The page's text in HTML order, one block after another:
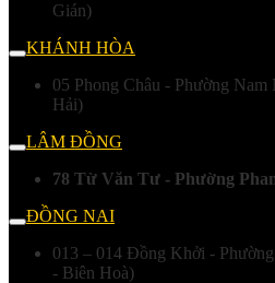
Gián)
KHÁNH HÒA
05 Phong Châu - Phường
Hải)
LÂM ĐỒNG
78 Từ Văn Tư - Phường
ĐỒNG NAI
013 – 014 Đồng Khởi -
- Biên Hoà)